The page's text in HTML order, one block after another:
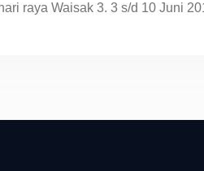
Waisak 3. 3 s/d 10 Juni